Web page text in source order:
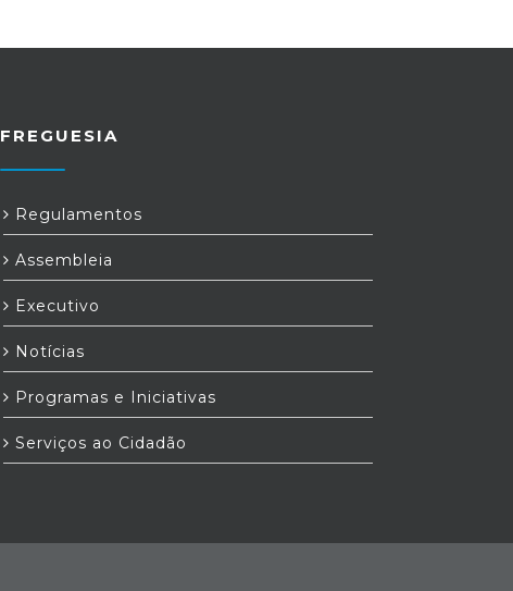
FREGUESIA
Regulamentos
Assembleia
Executivo
Notícias
Programas e Iniciativas
Serviços ao Cidadão